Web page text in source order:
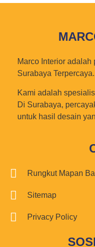
Marco Interior
Surabaya Terpercaya.
Kami adalah
Di Surabaya,
untuk hasil desain
Rungkut Mapan
Sitemap
Privacy Policy